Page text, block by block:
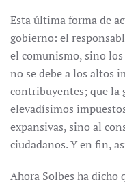
Esta última forma de
gobierno: el
el comunismo, sino
no se debe a los altos
contribuyentes; que la
elevadísimos
expansivas, sino al
ciudadanos. Y en fin,
Ahora Solbes ha dicho